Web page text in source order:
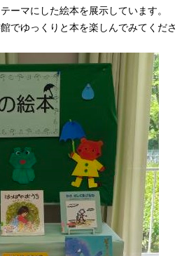
ーマにした絵本を展示しています。
でゆっくりと本を楽しんでみてくださ